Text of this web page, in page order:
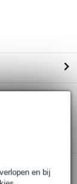
en bij